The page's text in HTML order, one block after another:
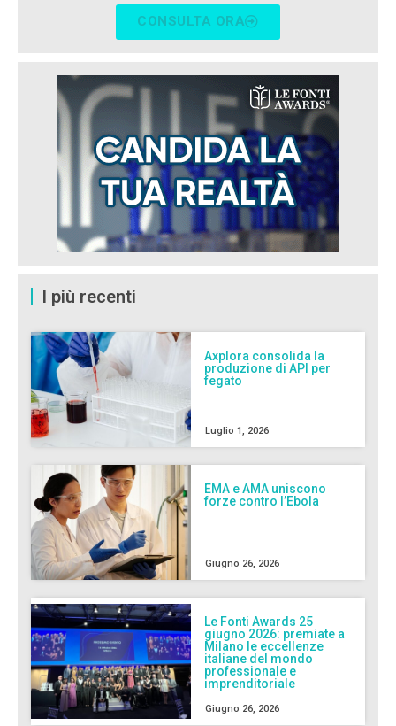
CONSULTA ORA
I più recenti
Axplora consolida la
produzione di API per
fegato
Luglio 1, 2026
EMA e AMA uniscono
forze contro l’Ebola
Giugno 26, 2026
Le Fonti Awards 25
giugno 2026: premiate a
Milano le eccellenze
italiane del mondo
professionale e
imprenditoriale
Giugno 26, 2026